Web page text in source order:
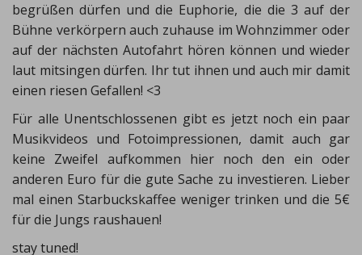
begrüßen dürfen und die Euphorie, die die 3 auf der
Bühne verkörpern auch zuhause im Wohnzimmer oder
auf der nächsten Autofahrt hören können und wieder
laut mitsingen dürfen. Ihr tut ihnen und auch mir damit
einen riesen Gefallen! <3
Für alle Unentschlossenen gibt es jetzt noch ein paar
Musikvideos und Fotoimpressionen, damit auch gar
keine Zweifel aufkommen hier noch den ein oder
anderen Euro für die gute Sache zu investieren. Lieber
mal einen Starbuckskaffee weniger trinken und die 5€
für die Jungs raushauen!
stay tuned!